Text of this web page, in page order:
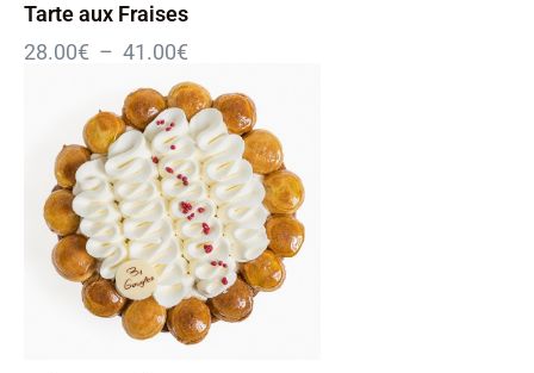
Tarte aux Fraises
28.00€ – 41.00€